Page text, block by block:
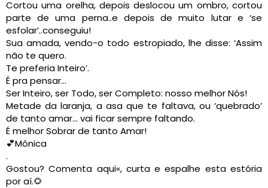
Cortou uma orelha, depois deslocou um ombro, cortou
parte de uma perna..e depois de muito lutar e ‘se
esfolar’..conseguiu!
Sua amada, vendo-o todo estropiado, lhe disse: ‘Assim
não te quero.
Te preferia Inteiro’.
É pra pensar…
Ser Inteiro, ser Todo, ser Completo: nosso melhor Nós!
Metade da laranja, a asa que te faltava, ou ‘quebrado’
de tanto amar… vai ficar sempre faltando.
É melhor Sobrar de tanto Amar!
💕Mônica
.
Gostou? Comenta aqui«, curta e espalhe esta estória
por aí.🌻